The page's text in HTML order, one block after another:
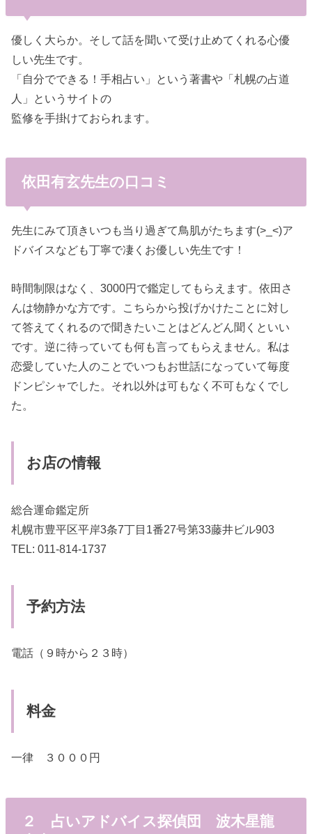
優しく大らか。そして話を聞いて受け止めてくれる心優
しい先生です。
「自分でできる！手相占い」という著書や「札幌の占道
人」というサイトの
監修を手掛けておられます。
依田有玄先生の口コミ
先生にみて頂きいつも当り過ぎて鳥肌がたちます(>_<)ア
ドバイスなども丁寧で凄くお優しい先生です！
時間制限はなく、3000円で鑑定してもらえます。依田さ
んは物静かな方です。こちらから投げかけたことに対し
て答えてくれるので聞きたいことはどんどん聞くといい
です。逆に待っていても何も言ってもらえません。私は
恋愛していた人のことでいつもお世話になっていて毎度
ドンピシャでした。それ以外は可もなく不可もなくでし
た。
お店の情報
総合運命鑑定所
札幌市豊平区平岸3条7丁目1番27号第33藤井ビル903
TEL: 011-814-1737
予約方法
電話（９時から２３時）
料金
一律 ３０００円
２ 占いアドバイス探偵団 波木星龍